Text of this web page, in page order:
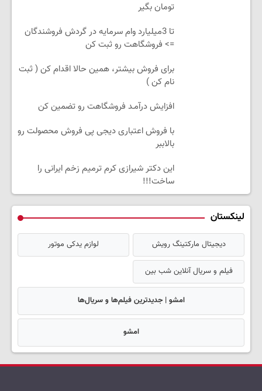
تومان بگیر
تا 3میلیارد وام سرمایه در گردش فروشندگان
=> فروشگاهت رو ثبت کن
برای فروش بیشتر، همین حالا اقدام کن ( ثبت
نام کن )
افزایش درآمـد فروشگاهت رو تضمین کن
با فروش اعتباری دیجی پی فروش محصولت رو
بالاببر
این دکتر شیرازی کرم ترمیم زخم ایرانی را
ساخت!!!
لینکستان
دیجیتال مارکتینگ رویش لوازم یدکی موتور
فیلم و سریال آنلاین شب بین
امشو | جدیدترین فیلم‌ها و سریال‌ها
امشو